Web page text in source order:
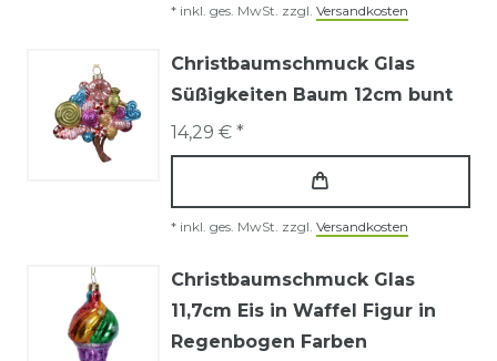
* inkl. ges. MwSt. zzgl. Versandkosten
Christbaumschmuck Glas
Süßigkeiten Baum 12cm bunt
14,29 € *
* inkl. ges. MwSt. zzgl. Versandkosten
Christbaumschmuck Glas
11,7cm Eis in Waffel Figur in
Regenbogen Farben